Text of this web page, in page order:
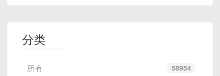
分类
所有 58954